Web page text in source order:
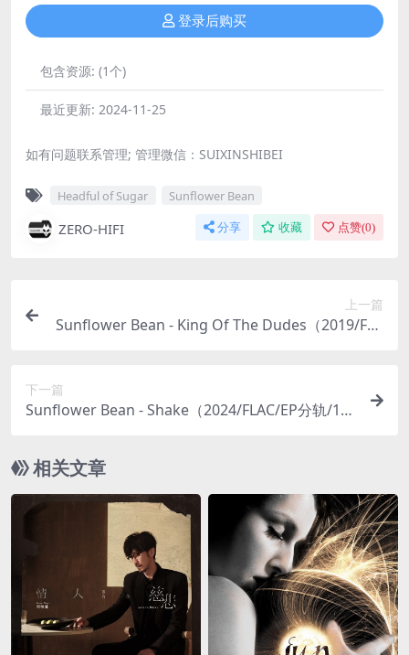
登录后购买
包含资源: (1个)
最近更新: 2024-11-25
如有问题联系管理; 管理微信：SUIXINSHIBEI
Headful of Sugar Sunflower Bean
ZERO-HIFI 分享 收藏 点赞(0)
上一篇
Sunflower Bean - King Of The Dudes（2019/FLA
下一篇
Sunflower Bean - Shake（2024/FLAC/EP分轨/11
相关文章